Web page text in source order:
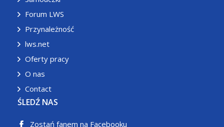
Forum LWS
Przynależność
lws.net
Oferty pracy
O nas
Contact
ŚLEDŹ NAS
Zostań fanem na Facebooku